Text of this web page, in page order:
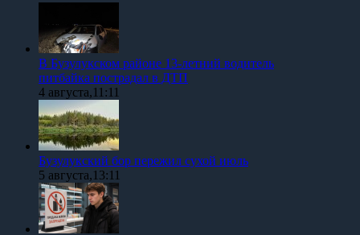
В Бузулукском районе 13-летний водитель
питбайка пострадал в ДТП
4 августа,11:11
Бузулукский бор пережил сухой июль
5 августа,13:11